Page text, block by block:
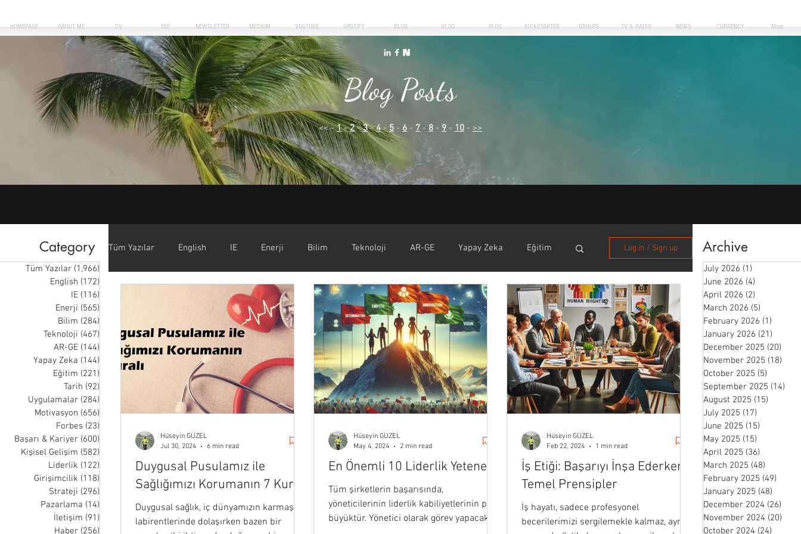
HOMEPAGE ABOUT ME CV EEE NEWSLETTER MEDIUM YOUTUBE SPOTIFY BLOG VLOG PLOG KICKSTARTER GROUPS TV & RADIO NEWS CURRENCY More
Blog Posts
<< - 1 - 2-3 -4 - 5 - 6 - 7 - 8 - 9 - 10 - >>
Category
Tüm Yazılar (1,966)
English (172) 172 posts
IE (116)
Enerji (565)
Bilim (284)
Teknoloji (467) 467 posts
AR-GE (144) 144 posts
Yapay Zeka (144) 144 posts
Eğitim (221) 221 posts
Tarih (92)
Uygulamalar (284)
Motivasyon (656) 656 posts
Forbes (23)
Başarı & Kariyer (600) 600 posts
Kişisel Gelişim (582)
Liderlik (122)
Girişimcilik (118) 118 posts
Strateji (296) 296 posts
Pazarlama (14)
İletişim (91)
Haber (256)
Tüm Yazılar English IE Enerji Bilim Teknoloji AR-GE Yapay Zeka Eğitim
Motivasyon Forbes Başarı & Kariyer Kişisel Gelişim
Pazarlama İletişim Haber Sanat & Yaşam
Sağlık Uzay Veri Bilimi Stoacılık Medium Darius Foroux
Nick Wignall Thomas Oppong
Log in / Sign up
Duygusal Pusulamız ile
Sağlığımızı Korumanın 7 Kuralı
Duygusal sağlık, iç dünyamızın karmaşık
labirentlerinde dolaşırken bazen bir
Hüseyin GÜZEL
Jul 30, 2024
6 min read
En Önemli 10 Liderlik Yeteneği
Tüm şirketlerin başarısında,
yöneticilerinin liderlik kabiliyetlerinin payı
büyüktür. Yönetici olarak görev yapacak
Hüseyin GÜZEL
May 4, 2024
2 min read
İş Etiği: Başarıyı İnşa Ederken
Temel Prensipler
İş hayatı, sadece profesyonel
becerilerimizi sergilemekle kalmaz, aynı
Hüseyin GÜZEL
Feb 22, 2024
1 min read
Archive
July 2026 (1)
June 2026 (4)
April 2026 (2)
March 2026 (5)
February 2026 (1)
January 2026 (21)
December 2025 (20)
November 2025 (18)
October 2025 (5)
September 2025 (14)
August 2025 (15)
July 2025 (17)
June 2025 (15)
May 2025 (15)
April 2025 (36)
March 2025 (48)
February 2025 (49)
January 2025 (48)
December 2024 (26)
November 2024 (20)
October 2024 (24)